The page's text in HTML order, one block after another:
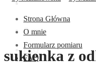
O mnie
FAQ
Strona Główna
O mnie
Formularz pomiaru
FAQ
sukienka z